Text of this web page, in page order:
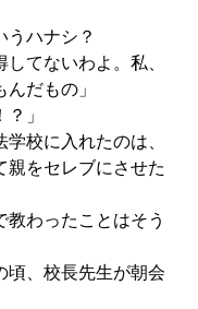
うハナシ？
てないわよ。私、
だもの」
」
校に入れたのは、
親をセレブにさせた
わったことはそう
、校長先生が朝会